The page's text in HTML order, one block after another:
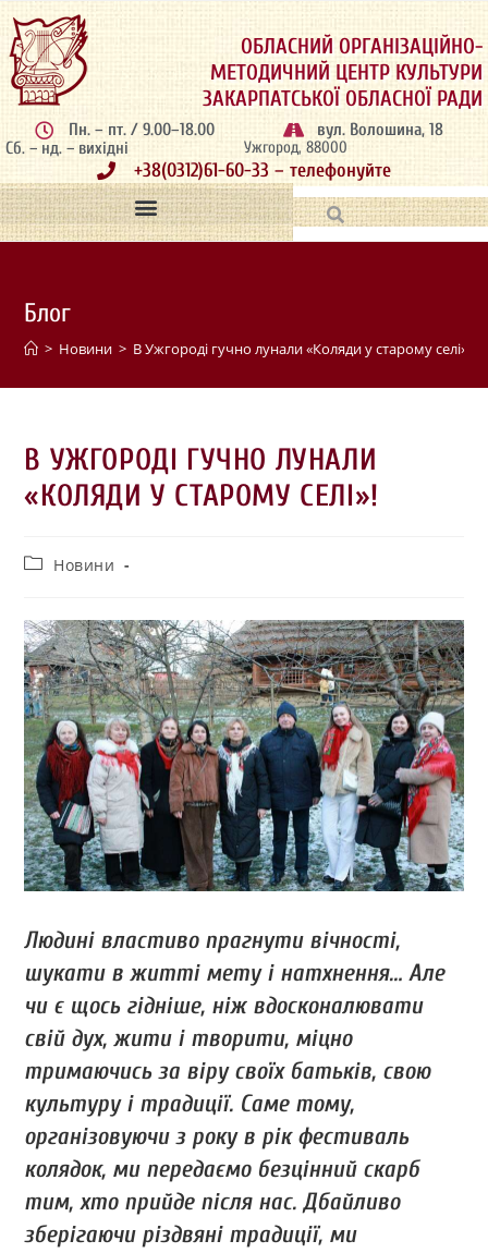
ОБЛАСНИЙ ОРГАНІЗАЦІЙНО-
МЕТОДИЧНИЙ ЦЕНТР КУЛЬТУРИ
ЗАКАРПАТСЬКОЇ ОБЛАСНОЇ РАДИ
Пн. – пт. / 9.00–18.00
Сб. – нд. – вихідні
вул. Волошина, 18
Ужгород, 88000
+38(0312)61-60-33 – телефонуйте
Блог
> Новини > В Ужгороді гучно лунали «Коляди у старому селі»!
В УЖГОРОДІ ГУЧНО ЛУНАЛИ
«КОЛЯДИ У СТАРОМУ СЕЛІ»!
Новини
Людині властиво прагнути вічності,
шукати в житті мету і натхнення… Але
чи є щось гідніше, ніж вдосконалювати
свій дух, жити і творити, міцно
тримаючись за віру своїх батьків, свою
культуру і традиції. Саме тому,
організовуючи з року в рік фестиваль
колядок, ми передаємо безцінний скарб
тим, хто прийде після нас. Дбайливо
зберігаючи різдвяні традиції, ми